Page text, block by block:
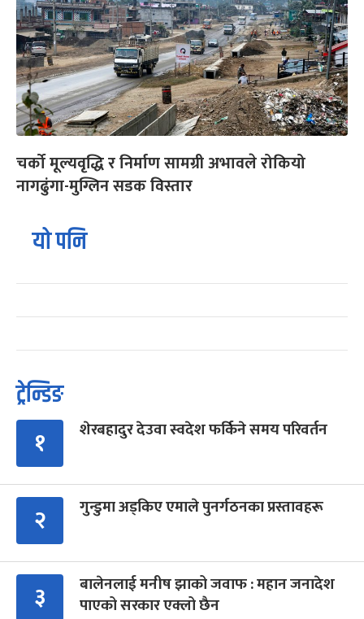
चर्को मूल्यवृद्धि र निर्माण सामग्री अभावले रोकियो
नागढुंगा-मुग्लिन सडक विस्तार
यो पनि
ट्रेन्डिङ
१ शेरबहादुर देउवा स्वदेश फर्किने समय परिवर्तन
२ गुन्डुमा अड्किए एमाले पुनर्गठनका प्रस्तावहरू
३
बालेनलाई मनीष झाको जवाफ : महान जनादेश
पाएको सरकार एक्लो छैन